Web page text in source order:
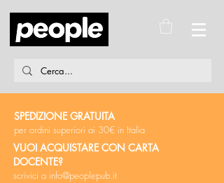
SPEDIZIONE GRATUITA
per ordini superiori ai 30€ in Italia
VUOI ACQUISTARE CON CARTA
DOCENTE?
scrivici a info@peoplepub.it